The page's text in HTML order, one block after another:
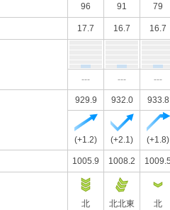
96 91 79
17.7 16.7 16.7
--- --- ---
929.9 932.0 933.8
(+1.2) (+2.1) (+1.8)
1005.9 1008.2
北 北北東 北